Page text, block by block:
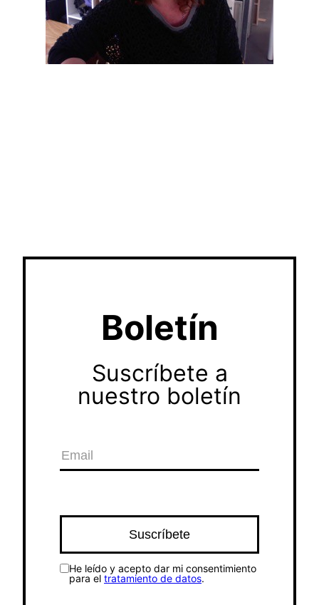
Boletín
Suscríbete a
nuestro boletín
He leído y acepto dar mi consentimiento
para el tratamiento de datos.